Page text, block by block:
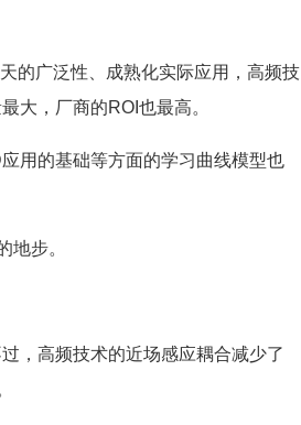
广泛性、成熟化实际应用，高频技
大，厂商的ROI也最高。
用的基础等方面的学习曲线模型也
步。
，高频技术的近场感应耦合减少了